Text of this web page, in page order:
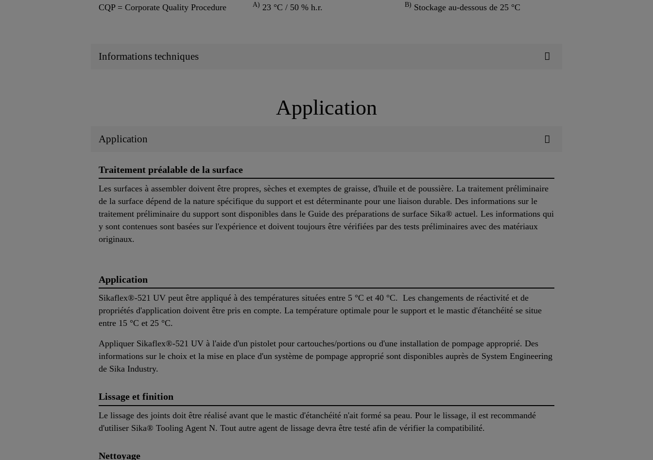
CQP = Corporate Quality Procedure A) 23 °C / 50 % h.r. B) Stockage au-dessous de 25 °C
Informations techniques
Application
Application
Traitement préalable de la surface
Les surfaces à assembler doivent être propres, sèches et exemptes de graisse, d'huile et de poussière. La traitement préliminaire
de la surface dépend de la nature spécifique du support et est déterminante pour une liaison durable. Des informations sur le
traitement préliminaire du support sont disponibles dans le Guide des préparations de surface Sika® actuel. Les informations qui
y sont contenues sont basées sur l'expérience et doivent toujours être vérifiées par des tests préliminaires avec des matériaux
originaux.
Application
Sikaflex®-521 UV peut être appliqué à des températures situées entre 5 °C et 40 °C. Les changements de réactivité et de
propriétés d'application doivent être pris en compte. La température optimale pour le support et le mastic d'étanchéité se situe
entre 15 °C et 25 °C.
Appliquer Sikaflex®-521 UV à l'aide d'un pistolet pour cartouches/portions ou d'une installation de pompage approprié. Des
informations sur le choix et la mise en place d'un système de pompage approprié sont disponibles auprès de System Engineering
de Sika Industry.
Lissage et finition
Le lissage des joints doit être réalisé avant que le mastic d'étanchéité n'ait formé sa peau. Pour le lissage, il est recommandé
d'utiliser Sika® Tooling Agent N. Tout autre agent de lissage devra être testé afin de vérifier la compatibilité.
Nettoyage